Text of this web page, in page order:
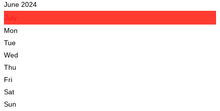
June 2024
July
Mon
Tue
Wed
Thu
Fri
Sat
Sun